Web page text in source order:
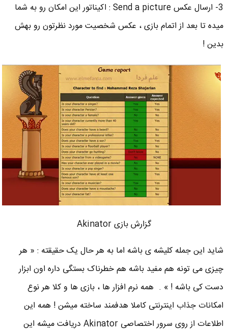
3- ارسال عکس Send a picture : اکیناتور این امکان رو به شما
میده تا بعد از اتمام بازی ، عکس شخصیت مورد نظرتون رو بهش
بدین !
گزارش بازی Akinator
شاید این جمله کلیشه ی باشه اما به هر حال یک حقیقته : « هر
چیزی می تونه هم مفید باشه هم خطرناک بستگی داره اون ابزار
دست کی باشه ! » . همه نرم افزار ها ، بازی ها و کلا هر نوع
امکانات جذاب اینترنتی کاملا هدفمند ساخته میشن ! همه این
اطلاعات از روی سرور اختصاصی Akinator دریافت میشه این